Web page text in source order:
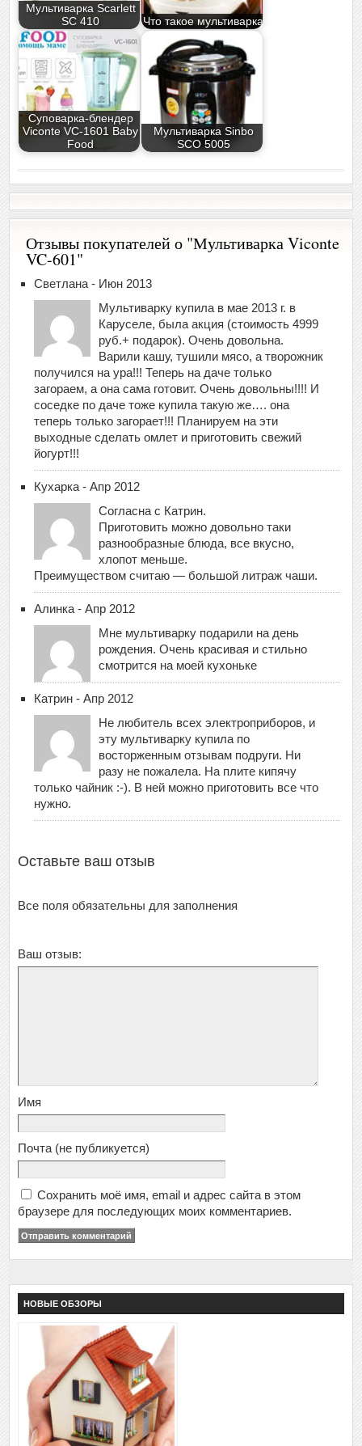
Мультиварка Scarlett
SC 410
Что такое мультиварка
Суповарка-блендер
Viconte VC-1601 Baby
Food
Мультиварка Sinbo
SCO 5005
Отзывы покупателей о "Мультиварка Viconte
VC-601"
Светлана - Июн 2013
Мультиварку купила в мае 2013 г. в
Каруселе, была акция (стоимость 4999
руб.+ подарок). Очень довольна.
Варили кашу, тушили мясо, а творожник
получился на ура!!! Теперь на даче только
загораем, а она сама готовит. Очень довольны!!!! И
соседке по даче тоже купила такую же…. она
теперь только загорает!!! Планируем на эти
выходные сделать омлет и приготовить свежий
йогурт!!!
Кухарка - Апр 2012
Согласна с Катрин.
Приготовить можно довольно таки
разнообразные блюда, все вкусно,
хлопот меньше.
Преимуществом считаю — большой литраж чаши.
Алинка - Апр 2012
Мне мультиварку подарили на день
рождения. Очень красивая и стильно
смотрится на моей кухоньке
Катрин - Апр 2012
Не любитель всех электроприборов, и
эту мультиварку купила по
восторженным отзывам подруги. Ни
разу не пожалела. На плите кипячу
только чайник :-). В ней можно приготовить все что
нужно.
Оставьте ваш отзыв
Все поля обязательны для заполнения
Ваш отзыв:
Имя
Почта (не публикуется)
Сохранить моё имя, email и адрес сайта в этом
браузере для последующих моих комментариев.
НОВЫЕ ОБЗОРЫ